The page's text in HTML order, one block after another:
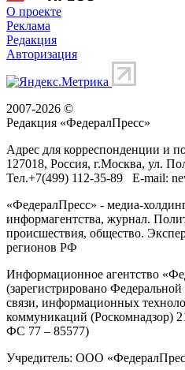
О проекте
Реклама
Редакция
Авторизация
2007-2026 ©
Редакция «ФедералПресс»
Адрес для корреспонденции и
127018, Россия, г.Москва, ул.
Тел.+7(499) 112-35-89 E-mail:
«ФедералПресс» - медиа-
информагентства, журнал.
происшествия, общество.
регионов РФ
Информационное агентство
(зарегистрировано
связи, информационных
коммуникаций (Роскомнадзор)
ФС 77 – 85577)
Учредитель: ООО